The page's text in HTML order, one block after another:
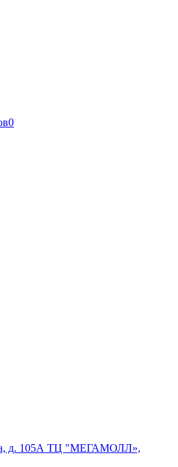
0
д. 105А ТЦ "МЕГАМОЛЛ»,